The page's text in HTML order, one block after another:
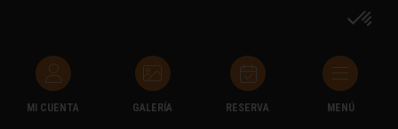
MI CUENTA GALERÍA RESERVA MENÚ